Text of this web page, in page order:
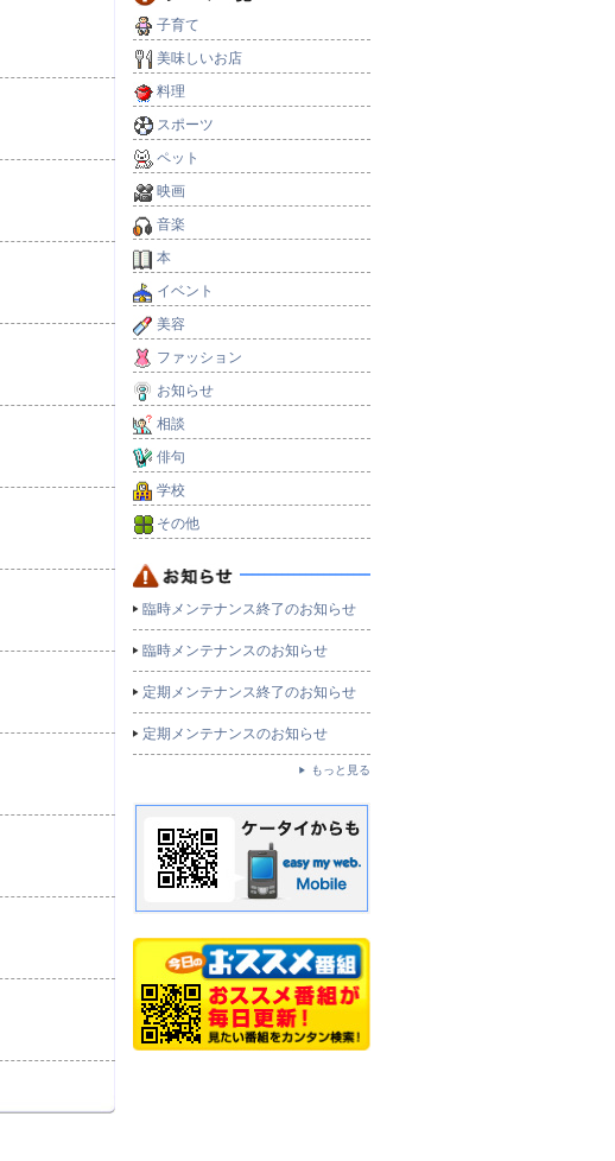
子育て
美味しいお店
料理
スポーツ
ペット
映画
音楽
本
イベント
美容
ファッション
お知らせ
相談
俳句
学校
その他
臨時メンテナンス終了のお知らせ
臨時メンテナンスのお知らせ
定期メンテナンス終了のお知らせ
定期メンテナンスのお知らせ
もっと見る